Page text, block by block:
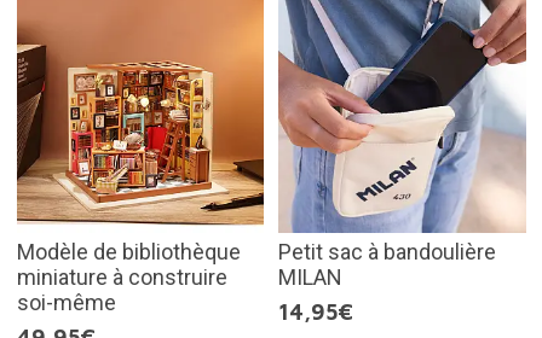
Modèle de bibliothèque
miniature à construire
soi-même
Petit sac à bandoulière
MILAN
14,95€